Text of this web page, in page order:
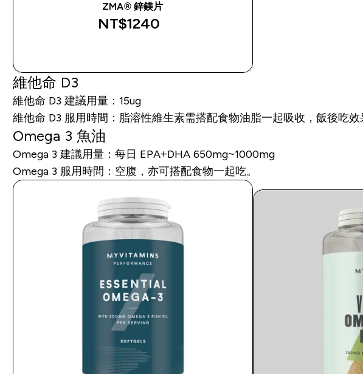
ZMA® 鋅鎂片
NT$1240‎
維他命 D3
維他命 D3 建議用量：15ug
維他命 D3 服用時間：脂溶性維生素需搭配食物油脂一起吸收，飯後吃效
Omega 3 魚油
Omega 3 建議用量：每日 EPA+DHA 650mg~1000mg
Omega 3 服用時間：空腹，亦可搭配食物一起吃。